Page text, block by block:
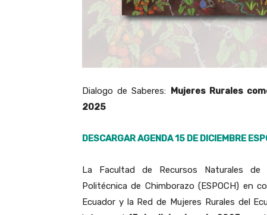
Dialogo de Saberes: Mujeres Rurales
2025
DESCARGAR AGENDA 15 DE DICIEMBRE
La Facultad de Recursos Naturales de
Politécnica de Chimborazo (ESPOCH) en
Ecuador y la Red de Mujeres Rurales del